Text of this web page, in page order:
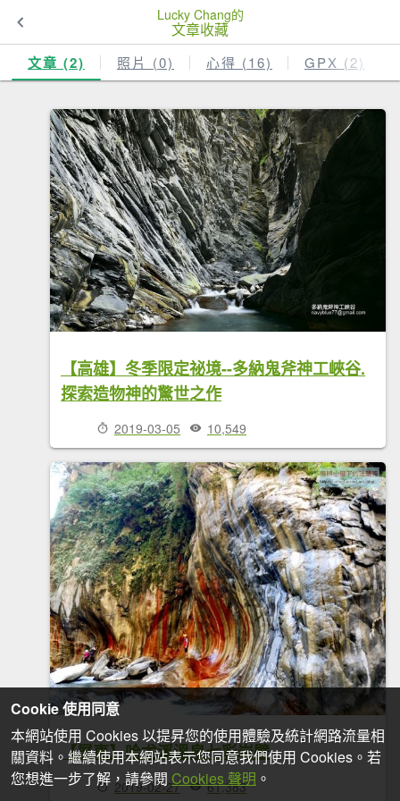
Lucky Chang的
文章收藏
文章 (2) 照片 (0) 心得 (16) GPX (2)
【高雄】冬季限定祕境--多納鬼斧神工峽谷.
探索造物神的驚世之作
2019-03-05 10,549
【屏東】哈尤溪溫泉七彩岩壁
2019-02-27 61,383
Cookie 使用同意
本網站使用 Cookies 以提昇您的使用體驗及統計網路流量相
關資料。繼續使用本網站表示您同意我們使用 Cookies。若
您想進一步了解，請參閱Cookies 聲明 。